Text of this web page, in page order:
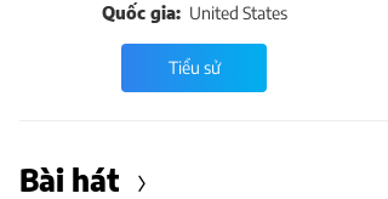
Quốc gia: United States
Tiểu sử
Bài hát